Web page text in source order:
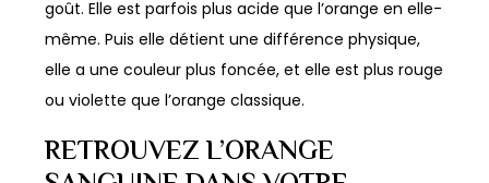
goût. Elle est parfois plus acide que l’orange en elle-
même. Puis elle détient une différence physique,
elle a une couleur plus foncée, et elle est plus rouge
ou violette que l’orange classique.
RETROUVEZ L’ORANGE